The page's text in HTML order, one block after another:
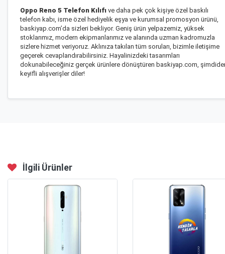
Oppo Reno 5 Telefon Kılıfı ve daha pek çok kişiye özel baskılı
telefon kabı, isme özel hediyelik eşya ve kurumsal promosyon ürünü,
baskiyap.com’da sizleri bekliyor. Geniş ürün yelpazemiz, yüksek
stoklarımız, modern ekipmanlarımız ve alanında uzman kadromuzla
sizlere hizmet veriyoruz. Aklınıza takılan tüm soruları, bizimle iletişime
geçerek cevaplandırabilirsiniz. Hayalinizdeki tasarımları
dokunabileceğiniz gerçek ürünlere dönüştüren baskiyap.com,
keyifli alışverişler diler!
İlgili Ürünler